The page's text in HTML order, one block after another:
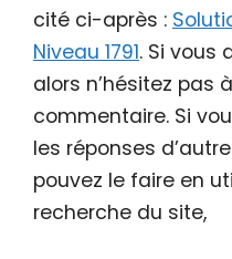
cité ci-après :
Niveau 1791. Si vous
alors n’hésitez pas
commentaire. Si
les réponses
pouvez le faire en
recherche du site,